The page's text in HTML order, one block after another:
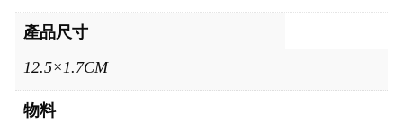
產品尺寸
12.5×1.7CM
物料